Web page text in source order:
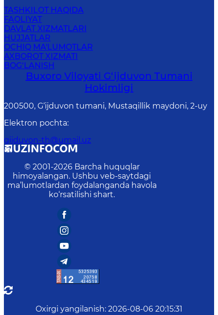
TASHKILOT HAQIDA
FAOLIYAT
DAVLAT XIZMATLARI
HUJJATLAR
OCHIQ MA'LUMOTLAR
AXBOROT XIZMATI
BOG‘LANISH
Buxoro Viloyati G‘ijduvon Tumani
Hokimligi
200500, G‘ijduvon tumani, Mustaqillik maydoni, 2-uy
Elektron pochta:
gijduvon-th@umail.uz
© 2001-2026 Barcha huquqlar
himoyalangan. Ushbu veb-saytdagi
ma’lumotlardan foydalanganda havola
ko‘rsatilishi shart.
Oxirgi yangilanish: 2026-08-06 20:15:31